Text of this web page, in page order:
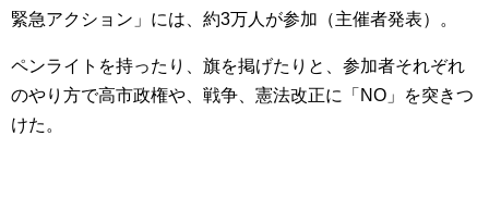
緊急アクション」には、約3万人が参加（主催者発表）。
ペンライトを持ったり、旗を掲げたりと、参加者それぞれ
のやり方で高市政権や、戦争、憲法改正に「NO」を突きつ
けた。